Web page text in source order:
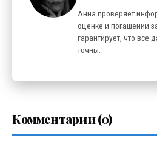
Анна проверяет
оценке и погашении
гарантирует, что все
точны.
Комментарии (0)